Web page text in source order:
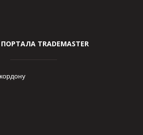
TRADEMASTER